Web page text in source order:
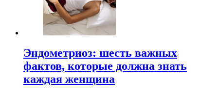
Эндометриоз: шесть важных
фактов, которые должна знать
каждая женщина